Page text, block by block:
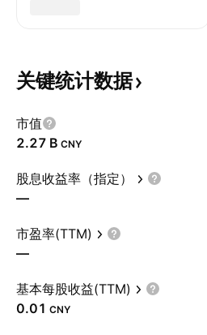
关键统计数据
市值
‪2.27 B‬ CNY
股息收益率（指定）
—
市盈率(TTM)
—
基本每股收益(TTM)
0.01 CNY